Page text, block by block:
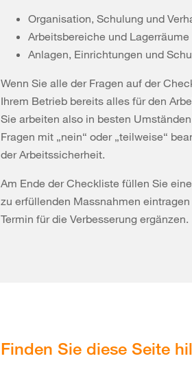
Organisation, Schulung und
Arbeitsbereiche und Lagerräume
Anlagen, Einrichtungen und
Wenn Sie alle der Fragen auf der
Ihrem Betrieb bereits alles für den
Sie arbeiten also in besten
Fragen mit „nein“ oder „teilweise“
der Arbeitssicherheit.
Am Ende der Checkliste füllen Sie
zu erfüllenden Massnahmen
Termin für die Verbesserung ergänzen.
Finden Sie diese Seite